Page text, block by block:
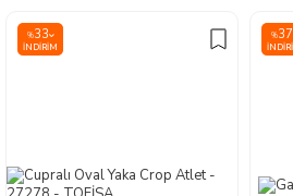
%33
İNDIRIM
%37